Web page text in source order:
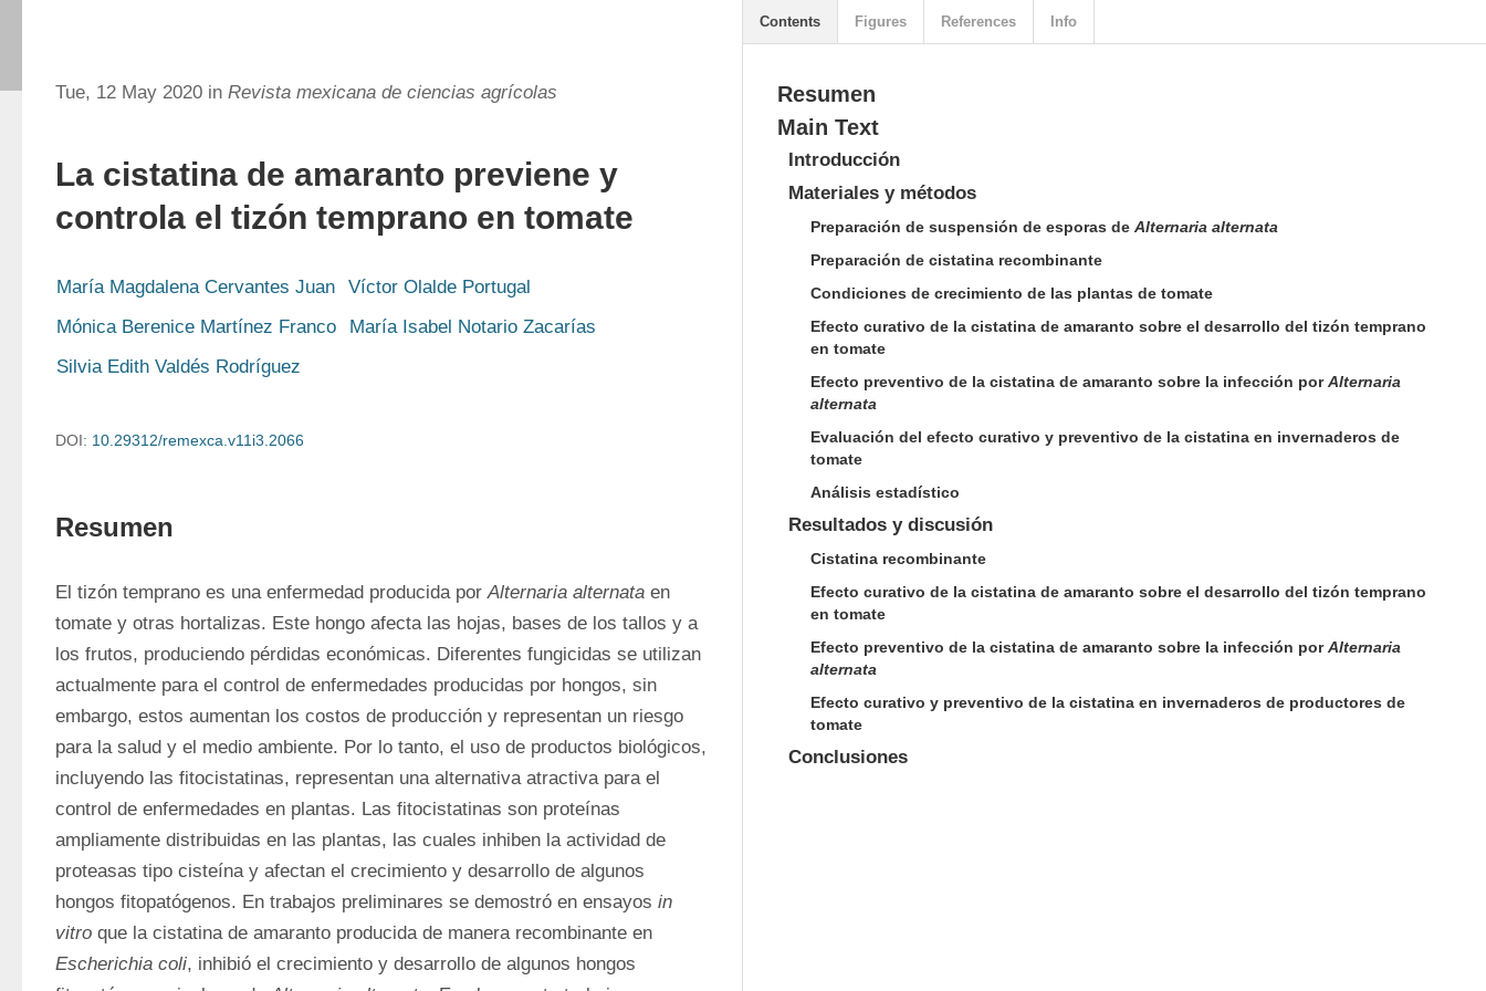
Tue, 12 May 2020 in Revista mexicana de ciencias agrícolas
La cistatina de amaranto previene y
controla el tizón temprano en tomate
María Magdalena Cervantes Juan
Víctor Olalde Portugal
Mónica Berenice Martínez Franco
María Isabel Notario Zacarías
Silvia Edith Valdés Rodríguez
DOI: 10.29312/remexca.v11i3.2066
Resumen
El tizón temprano es una enfermedad producida por Alternaria alternata en
tomate y otras hortalizas. Este hongo afecta las hojas, bases de los tallos y a
los frutos, produciendo pérdidas económicas. Diferentes fungicidas se utilizan
actualmente para el control de enfermedades producidas por hongos, sin
embargo, estos aumentan los costos de producción y representan un riesgo
para la salud y el medio ambiente. Por lo tanto, el uso de productos biológicos,
incluyendo las fitocistatinas, representan una alternativa atractiva para el
control de enfermedades en plantas. Las fitocistatinas son proteínas
ampliamente distribuidas en las plantas, las cuales inhiben la actividad de
proteasas tipo cisteína y afectan el crecimiento y desarrollo de algunos
hongos fitopatógenos. En trabajos preliminares se demostró en ensayos in
vitro
Escherichia coli, inhibió el crecimiento y desarrollo de algunos hongos
Resumen
Main Text
Introducción
Materiales y métodos
Preparación de suspensión de esporas de Alternaria alternata
Preparación de cistatina recombinante
Condiciones de crecimiento de las plantas de tomate
Efecto curativo de la cistatina de amaranto sobre el desarrollo del tizón temprano
en tomate
Efecto preventivo de la cistatina de amaranto sobre la infección porAlternaria
alternata
Evaluación del efecto curativo y preventivo de la cistatina en invernaderos de
tomate
Análisis estadístico
Resultados y discusión
Cistatina recombinante
Efecto curativo de la cistatina de amaranto sobre el desarrollo del tizón temprano
en tomate
Efecto preventivo de la cistatina de amaranto sobre la infección porAlternaria
alternata
Efecto curativo y preventivo de la cistatina en invernaderos de productores de
tomate
Conclusiones
Contents Figures References Info